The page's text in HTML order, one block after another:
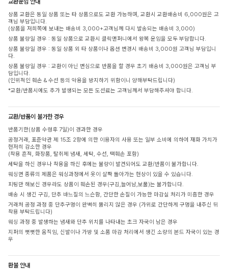
상품 교환은 동일 상품 또는 타 상품으로도 교환 가능하며, 교환시 교환배송비 6,000원은 고
객님 부담입니다.
(상품을 저희쪽에 보내는 배송비 3,000+고객님께 다시 발송되는 배송비 3,000)
상품 불량일 경우 : 동일 상품으로 교환시 클릭앤퍼니에서 왕복 운임을 모두 부담합니다.
상품 불량일 경우 : 동일 상품 외 타 상품이나 옵션 변경시 배송비 3,000원 고객님 부담입니
다.
상품 불량일 경우 : 교환이 아닌 변심으로 반품을 할 경우 초기 배송비 3,000원은 고객님 부
담입니다.
(인위적인 훼손 & 수선 등의 악용을 방지하기 위함이니 양해부탁드립니다)
*교환/반품시에도 추가 발생되는 모든 도선료는 고객님께서 부담해주셔야 합니다.
교환/반품이 불가한 경우
반품기한(상품 수령후 7일)이 경과한 경우
공정거래, 표준약관 제 15조 2항에 의한 이용자의 사용 또는 일부 소비에 의하여 재화 가치가
현저히 감소한 경우
(착용 흔적, 화장품, 탈취제 냄새, 세탁, 수선, 택훼손 포함)
세탁을 하신 경우나 착용을 하신 후에는 불량이 발견되어도 교환/반품이 불가합니다.
워싱면 종류의 제품은 워싱과정에서 옷이 살짝 돌아가는 현상이 있을 수 있습니다.
피팅만 해보신 경우라도 상품이 훼손된 경우(구김,늘어남,보풀)는 불가합니다.
배송 시 생긴 구김, 단추 바느질의 느슨함, 간단한 손질이 가능한 마감실 처리가 미흡한 경우
거래처 공정 과정 중 단추구멍이 완벽히 뚫리지 않은 경우 (가위로 간단하게 구멍을 내주신 뒤
착용 부탁드립니다)
워싱 과정 중 발생하는 냄새와 단추 위치를 나타내는 초크 자국이 남은 경우
지퍼의 뻣뻣한 움직임, 신발이나 가방 및 소품 마감 처리에서 생긴 소량의 본드 자국이 있는 경
우
환불 안내